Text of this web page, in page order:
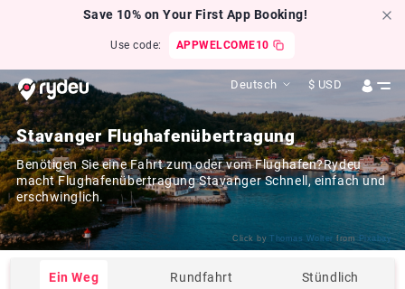
Save 10% on Your First App Booking!
Use code: APPWELCOME10
Deutsch $ USD
Stavanger Flughafenübertragung
Benötigen Sie eine Fahrt zum oder vom Flughafen?Rydeu
macht Flughafenübertragung Stavanger Schnell, einfach und
erschwinglich.
Click byThomas Wolter from Pixabay
Ein Weg Rundfahrt Stündlich